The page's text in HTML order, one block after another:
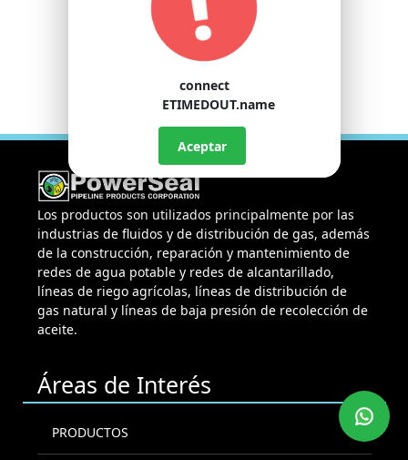
Los productos son utilizados principalmente por las
industrias de fluidos y de distribución de gas, además
de la construcción, reparación y mantenimiento de
redes de agua potable y redes de alcantarillado,
líneas de riego agrícolas, líneas de distribución de
gas natural y líneas de baja presión de recolección de
aceite.
Áreas de Interés
PRODUCTOS
connect
ETIMEDOUT.name
Aceptar